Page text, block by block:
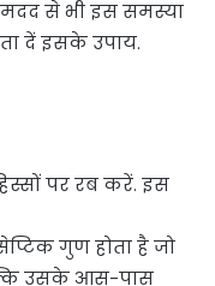
से भी इस समस्या
दें इसके उपाय.
पर रब करें. इस
गुण होता है जो
उसके आस-पास